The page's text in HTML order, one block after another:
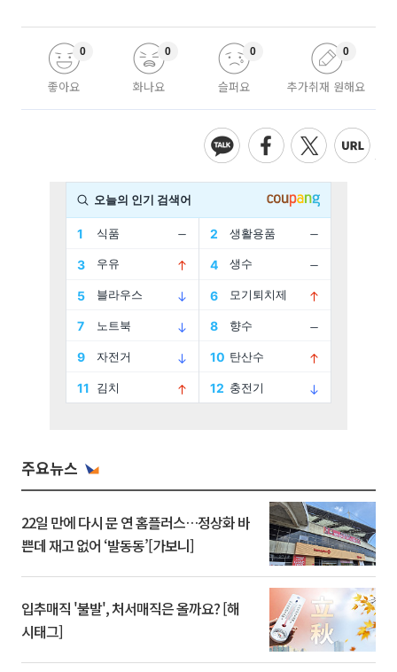
좋아요
0
화나요
0
슬퍼요
0
추가취재 원해요
0
주요뉴스
22일 만에 다시 문 연 홈플러스…정상화 바
쁜데 재고 없어 ‘발동동’[가보니]
입추매직 '불발', 처서매직은 올까요? [해
시태그]